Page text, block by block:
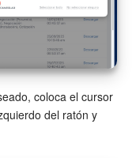
coloca el cursor
del ratón y